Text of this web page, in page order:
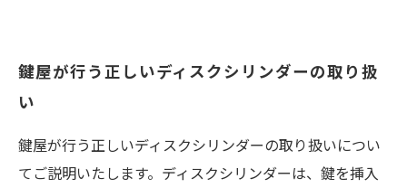
鍵屋が行う正しいディスクシリンダーの取り扱
い
鍵屋が行う正しいディスクシリンダーの取り扱いについ
てご説明いたします。ディスクシリンダーは、鍵を挿入